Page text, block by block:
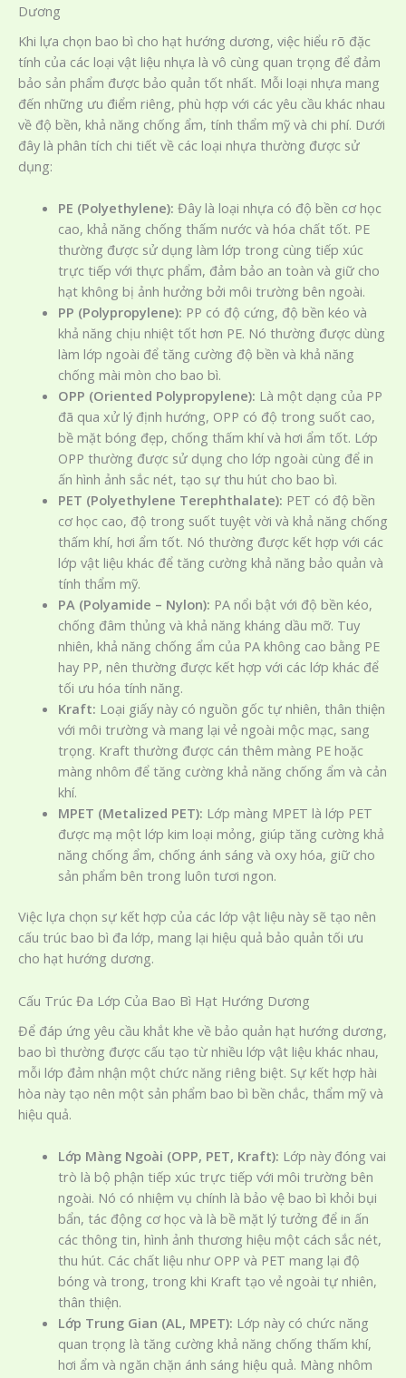
Dương
Khi lựa chọn bao bì cho hạt hướng dương, việc hiểu rõ đặc
tính của các loại vật liệu nhựa là vô cùng quan trọng để đảm
bảo sản phẩm được bảo quản tốt nhất. Mỗi loại nhựa mang
đến những ưu điểm riêng, phù hợp với các yêu cầu khác nhau
về độ bền, khả năng chống ẩm, tính thẩm mỹ và chi phí. Dưới
đây là phân tích chi tiết về các loại nhựa thường được sử
dụng:
PE (Polyethylene): Đây là loại nhựa có độ bền cơ học
cao, khả năng chống thấm nước và hóa chất tốt. PE
thường được sử dụng làm lớp trong cùng tiếp xúc
trực tiếp với thực phẩm, đảm bảo an toàn và giữ cho
hạt không bị ảnh hưởng bởi môi trường bên ngoài.
PP (Polypropylene): PP có độ cứng, độ bền kéo và
khả năng chịu nhiệt tốt hơn PE. Nó thường được dùng
làm lớp ngoài để tăng cường độ bền và khả năng
chống mài mòn cho bao bì.
OPP (Oriented Polypropylene): Là một dạng của PP
đã qua xử lý định hướng, OPP có độ trong suốt cao,
bề mặt bóng đẹp, chống thấm khí và hơi ẩm tốt. Lớp
OPP thường được sử dụng cho lớp ngoài cùng để in
ấn hình ảnh sắc nét, tạo sự thu hút cho bao bì.
PET (Polyethylene Terephthalate): PET có độ bền
cơ học cao, độ trong suốt tuyệt vời và khả năng chống
thấm khí, hơi ẩm tốt. Nó thường được kết hợp với các
lớp vật liệu khác để tăng cường khả năng bảo quản và
tính thẩm mỹ.
PA (Polyamide – Nylon): PA nổi bật với độ bền kéo,
chống đâm thủng và khả năng kháng dầu mỡ. Tuy
nhiên, khả năng chống ẩm của PA không cao bằng PE
hay PP, nên thường được kết hợp với các lớp khác để
tối ưu hóa tính năng.
Kraft: Loại giấy này có nguồn gốc tự nhiên, thân thiện
với môi trường và mang lại vẻ ngoài mộc mạc, sang
trọng. Kraft thường được cán thêm màng PE hoặc
màng nhôm để tăng cường khả năng chống ẩm và cản
khí.
MPET (Metalized PET): Lớp màng MPET là lớp PET
được mạ một lớp kim loại mỏng, giúp tăng cường khả
năng chống ẩm, chống ánh sáng và oxy hóa, giữ cho
sản phẩm bên trong luôn tươi ngon.
Việc lựa chọn sự kết hợp của các lớp vật liệu này sẽ tạo nên
cấu trúc bao bì đa lớp, mang lại hiệu quả bảo quản tối ưu
cho hạt hướng dương.
Cấu Trúc Đa Lớp Của Bao Bì Hạt Hướng Dương
Để đáp ứng yêu cầu khắt khe về bảo quản hạt hướng dương,
bao bì thường được cấu tạo từ nhiều lớp vật liệu khác nhau,
mỗi lớp đảm nhận một chức năng riêng biệt. Sự kết hợp hài
hòa này tạo nên một sản phẩm bao bì bền chắc, thẩm mỹ và
hiệu quả.
Lớp Màng Ngoài (OPP, PET, Kraft): Lớp này đóng vai
trò là bộ phận tiếp xúc trực tiếp với môi trường bên
ngoài. Nó có nhiệm vụ chính là bảo vệ bao bì khỏi bụi
bẩn, tác động cơ học và là bề mặt lý tưởng để in ấn
các thông tin, hình ảnh thương hiệu một cách sắc nét,
thu hút. Các chất liệu như OPP và PET mang lại độ
bóng và trong, trong khi Kraft tạo vẻ ngoài tự nhiên,
thân thiện.
Lớp Trung Gian (AL, MPET): Lớp này có chức năng
quan trọng là tăng cường khả năng chống thấm khí,
hơi ẩm và ngăn chặn ánh sáng hiệu quả. Màng nhôm